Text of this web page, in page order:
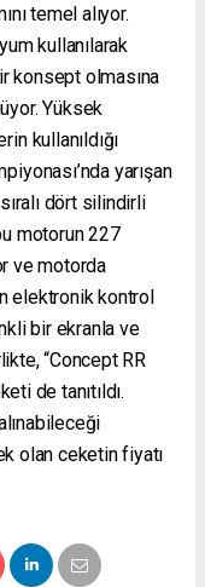
temel alıyor.
kullanılarak
konsept olmasına
Yüksek
kullanıldığı
yarışan
dört silindirli
motorun 227
ve motorda
elektronik kontrol
bir ekranla ve
“Concept RR
de tanıtıldı.
olan ceketin fiyatı